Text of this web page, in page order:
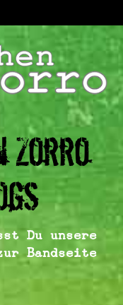
Zorro
Du unsere
Bandseite